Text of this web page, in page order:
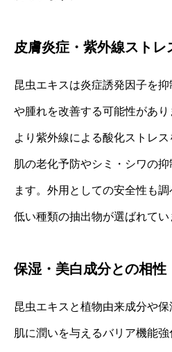
皮膚炎症・紫外線ストレ
昆虫エキスは炎症誘発因子を
や腫れを改善する可能性があ
より紫外線による酸化ストレス
肌の老化予防やシミ・シワの
ます。外用としての安全性も
低い種類の抽出物が選ばれてい
保湿・美白成分との相性
昆虫エキスと植物由来成分や保
肌に潤いを与えるバリア機能